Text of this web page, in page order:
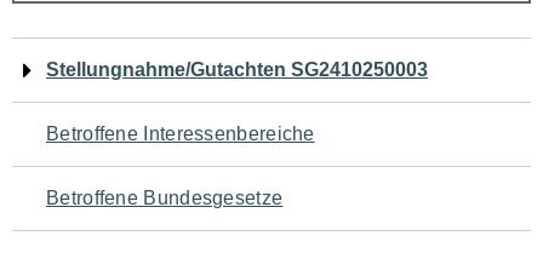
Navigation
für
den
Seiteninhalt
Stellungnahme/Gutachten SG2410250003
Betroffene Interessenbereiche
Betroffene Bundesgesetze